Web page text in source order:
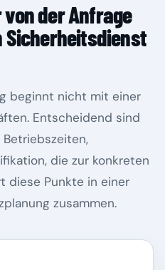
der Anfrage
Sicherheitsdienst
beginnt nicht mit einer
Entscheidend sind
die zur konkreten
diese Punkte in einer
zusammen.